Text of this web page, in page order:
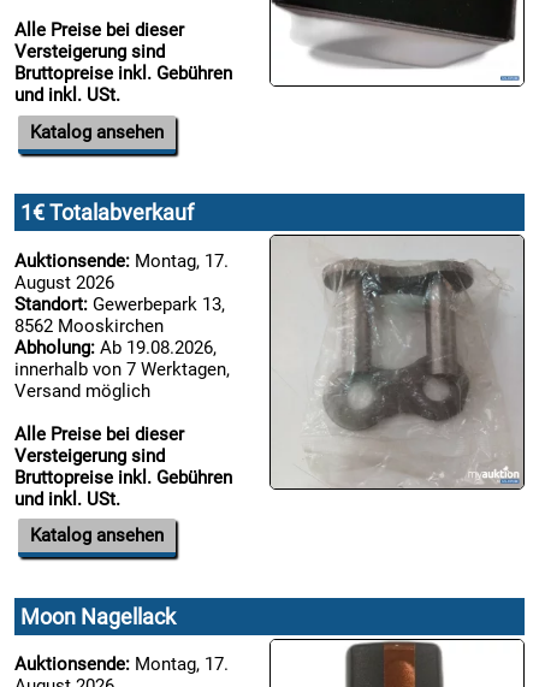
Alle Preise bei dieser
Versteigerung sind
Bruttopreise inkl. Gebühren
und inkl. USt.
Katalog ansehen
1€ Totalabverkauf
Auktionsende: Montag, 17.
August 2026
Standort: Gewerbepark 13,
8562 Mooskirchen
Abholung: Ab 19.08.2026,
innerhalb von 7 Werktagen,
Versand möglich
Alle Preise bei dieser
Versteigerung sind
Bruttopreise inkl. Gebühren
und inkl. USt.
Katalog ansehen
Moon Nagellack
Auktionsende: Montag, 17.